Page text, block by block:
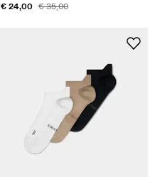
€ 24,00 € 35,00